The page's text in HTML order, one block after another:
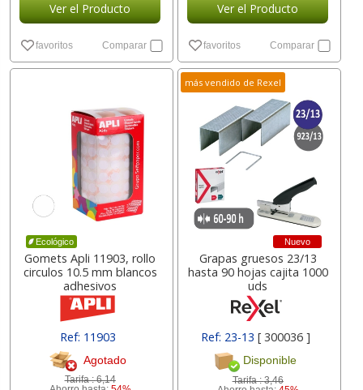
Ver el Producto
favoritos Comparar
Ver el Producto
favoritos Comparar
Ecológico
Gomets Apli 11903, rollo
circulos 10.5 mm blancos
adhesivos
Ref: 11903
Agotado
Tarifa :6,14
más vendido de Rexel
Nuevo
Grapas gruesos 23/13
hasta 90 hojas cajita 1000
uds
Ref: 23-13 [ 300036 ]
Disponible
Tarifa :3,46